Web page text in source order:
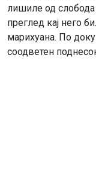
лишиле од слобода
преглед кај него
марихуана. По
соодветен